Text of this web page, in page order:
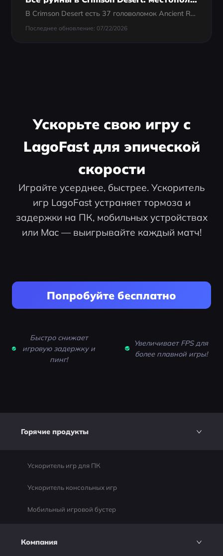
В Crimson Desert есть 37 головоломок Ancient Ruins. Если вы хотите пройти игру на 100%, их стоит закрыть: каждая решённая руина активирует Abyss Cresset, который даёт постоянную точку быстрого перемещения и Abyss Artifact, а завершение всех 37...
Последнее обновление: 07/22/2026
Ускорьте свою игру с
LagoFast для эпической
скорости
Играйте усерднее, быстрее. Ускоритель
игр LagoFast устраняет тормоза и
задержки на ПК, мобильных устройствах
или Mac — выигрывайте каждый матч!
Попробуйте бесплатно
Быстро снижает
игровую задержку и
пинг!
Увеличивает FPS для
более плавной игры!
Горячие продукты
Ускоритель игр для ПК
Ускоритель консольных игр
Мобильный игровой бустер
Компания